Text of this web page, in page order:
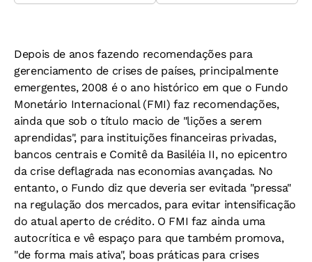
Depois de anos fazendo recomendações para
gerenciamento de crises de países, principalmente
emergentes, 2008 é o ano histórico em que o Fundo
Monetário Internacional (FMI) faz recomendações,
ainda que sob o título macio de "lições a serem
aprendidas", para instituições financeiras privadas,
bancos centrais e Comitê da Basiléia II, no epicentro
da crise deflagrada nas economias avançadas. No
entanto, o Fundo diz que deveria ser evitada "pressa"
na regulação dos mercados, para evitar intensificação
do atual aperto de crédito. O FMI faz ainda uma
autocrítica e vê espaço para que também promova,
"de forma mais ativa", boas práticas para crises